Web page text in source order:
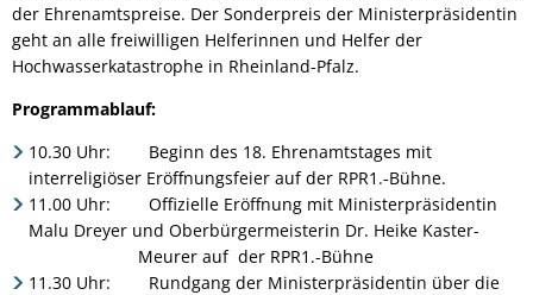
der Ehrenamtspreise. Der Sonderpreis der Ministerpräsidentin
geht an alle freiwilligen Helferinnen und Helfer der
Hochwasserkatastrophe in Rheinland-Pfalz.
Programmablauf:
10.30 Uhr: Beginn des 18. Ehrenamtstages mit
interreligiöser Eröffnungsfeier auf der RPR1.-Bühne.
11.00 Uhr: Offizielle Eröffnung mit Ministerpräsidentin
Malu Dreyer und Oberbürgermeisterin Dr. Heike Kaster-
Meurer auf der RPR1.-Bühne
11.30 Uhr: Rundgang der Ministerpräsidentin über die